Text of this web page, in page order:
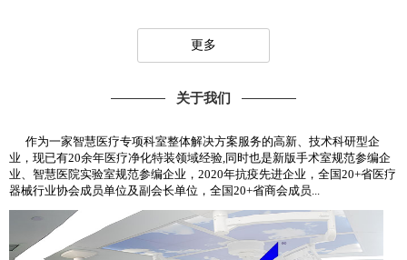
更多
关于我们
作为一家智慧医疗专项科室整体解决方案服务的高新、技术科研型企
业，现已有20余年医疗净化特装领域经验,同时也是新版手术室规范参编企
业、智慧医院实验室规范参编企业，2020年抗疫先进企业，全国20+省医疗
器械行业协会成员单位及副会长单位，全国20+省商会成员...